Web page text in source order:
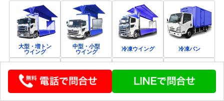
大型・増トン
ウイング
中型・小型
ウイング
冷凍ウイング 冷凍バン